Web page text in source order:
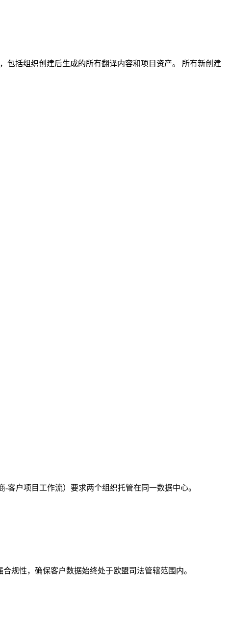
包括组织创建后生成的所有翻译内容和项目资产。 所有新创建
户项目工作流）要求两个组织托管在同一数据中心。
规性，确保客户数据始终处于欧盟司法管辖范围内。